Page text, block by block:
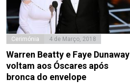
Cerimónia 4 de Março, 2018
Warren Beatty e Faye Dunaway
voltam aos Óscares após
bronca do envelope